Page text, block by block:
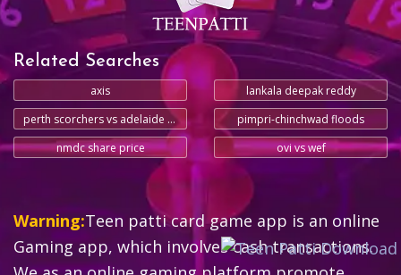
Related Searches
axis
lankala deepak reddy
perth scorchers vs adelaide strikers
pimpri-chinchwad floods
nmdc share price
ovi vs wef
Warning:Teen patti card game app is an online
Gaming app, which involves cash transactions.